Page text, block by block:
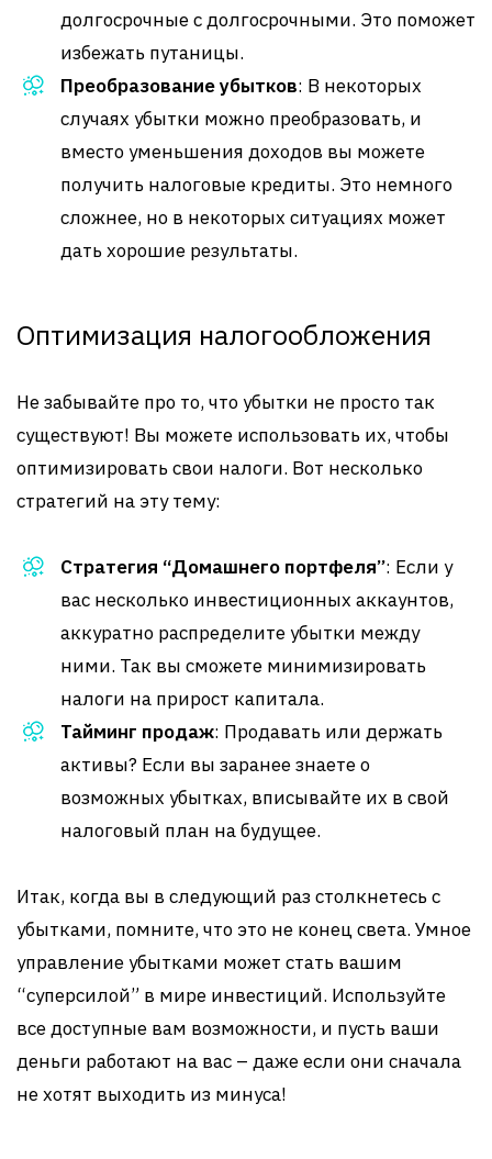
долгосрочные с долгосрочными. Это поможет
избежать путаницы.
Преобразование убытков: В некоторых
случаях убытки можно преобразовать, и
вместо уменьшения доходов вы можете
получить налоговые кредиты. Это немного
сложнее, но в некоторых ситуациях может
дать хорошие результаты.
Оптимизация налогообложения
Не забывайте про то, что убытки не просто так
существуют! Вы можете использовать их, чтобы
оптимизировать свои налоги. Вот несколько
стратегий на эту тему:
Стратегия “Домашнего портфеля”: Если у
вас несколько инвестиционных аккаунтов,
аккуратно распределите убытки между
ними. Так вы сможете минимизировать
налоги на прирост капитала.
Тайминг продаж: Продавать или держать
активы? Если вы заранее знаете о
возможных убытках, вписывайте их в свой
налоговый план на будущее.
Итак, когда вы в следующий раз столкнетесь с
убытками, помните, что это не конец света. Умное
управление убытками может стать вашим
“суперсилой” в мире инвестиций. Используйте
все доступные вам возможности, и пусть ваши
деньги работают на вас – даже если они сначала
не хотят выходить из минуса!